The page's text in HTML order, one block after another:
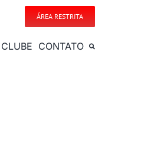
ÁREA RESTRITA
CLUBE CONTATO